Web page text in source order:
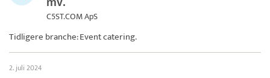
C5ST.COM ApS
Tidligere branche: Event catering.
2. juli 2024